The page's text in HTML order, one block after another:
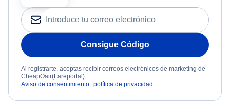
Consigue Código
Al registrarte, aceptas recibir correos electrónicos de marketing de
CheapOair(Fareportal).
Aviso de consentimiento política de privacidad